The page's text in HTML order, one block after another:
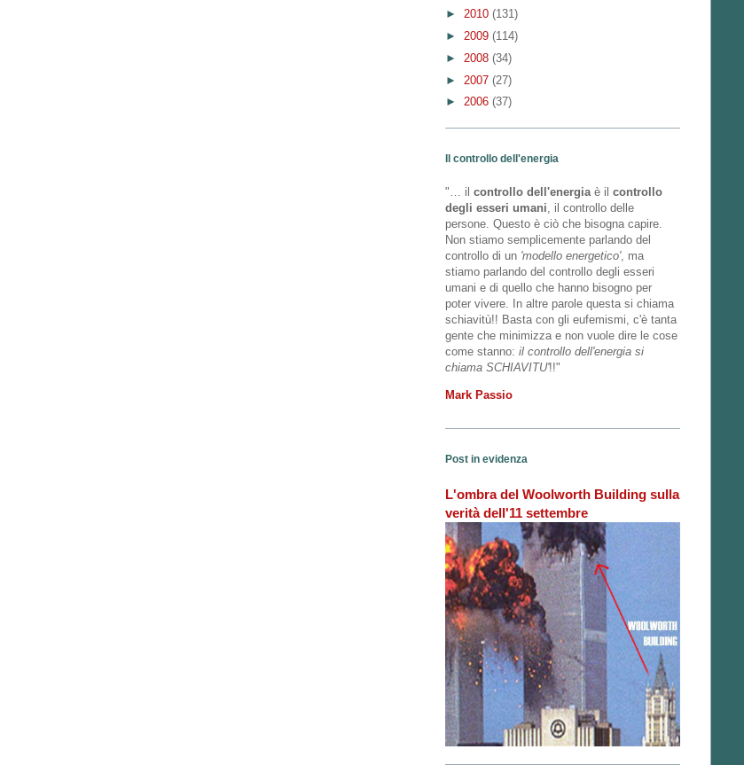
► 2010 (131)
► 2009 (114)
► 2008 (34)
► 2007 (27)
► 2006 (37)
Il controllo dell'energia
"… il controllo dell'energia è il controllo
degli esseri umani , il controllo delle
persone. Questo è ciò che bisogna capire.
Non stiamo semplicemente parlando del
controllo di un 'modello energetico', ma
stiamo parlando del controllo degli esseri
umani e di quello che hanno bisogno per
poter vivere. In altre parole questa si chiama
schiavitù!! Basta con gli eufemismi, c'è tanta
gente che minimizza e non vuole dire le cose
come stanno: il controllo dell'energia si
chiama SCHIAVITU'!!"
Mark Passio
Post in evidenza
L'ombra del Woolworth Building sulla
verità dell'11 settembre